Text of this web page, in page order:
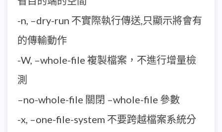
-n, –dry-run 不實際執行傳送,只顯示將會有
的傳輸動作
-W, –whole-file 複製檔案，不進行增量檢
測
–no-whole-file 關閉 –whole-file 參數
-x, –one-file-system 不要跨越檔案系統分